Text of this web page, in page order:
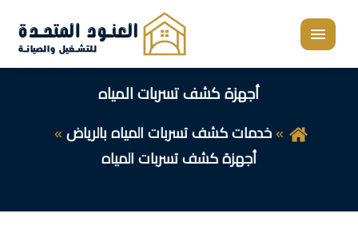
القائمة
أجهزة كشف تسربات المياه
خدمات كشف تسربات المياه بالرياض
أجهزة كشف تسربات المياه